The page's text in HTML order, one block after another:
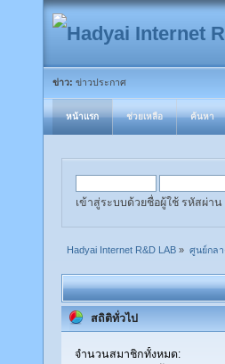
ข่าว: ข่าวประกาศ
หน้าแรก ช่วยเหลือ ค้นหา
เข้าสู่ระบบด้วยชื่อผู้ใช้ รหัสผ่า
Hadyai Internet R&D LAB » ศูนย์กลา
สถิติทั่วไป
จำนวนสมาชิกทั้งหมด: